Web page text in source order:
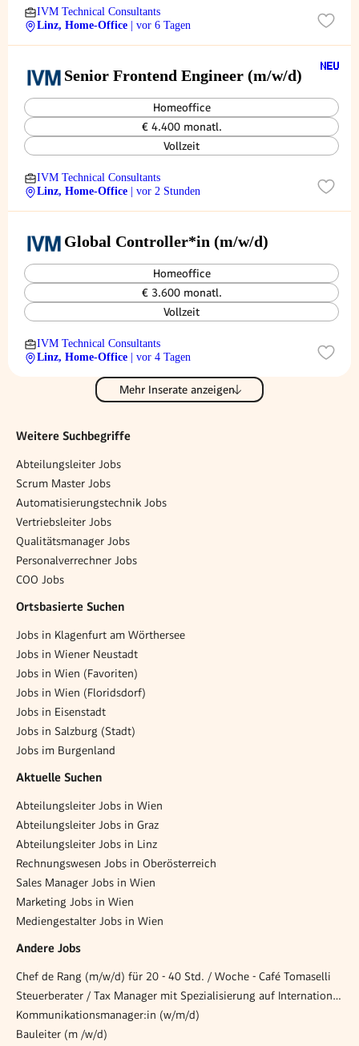
IVM Technical Consultants
Linz, Home-Office
| vor 6 Tagen
Senior Frontend Engineer (m/w/d)
Homeoffice
€ 4.400 monatl.
Vollzeit
IVM Technical Consultants
Linz, Home-Office
| vor 2 Stunden
Global Controller*in (m/w/d)
Homeoffice
€ 3.600 monatl.
Vollzeit
IVM Technical Consultants
Linz, Home-Office
| vor 4 Tagen
Mehr Inserate anzeigen
Weitere Suchbegriffe
Abteilungsleiter Jobs
Scrum Master Jobs
Automatisierungstechnik Jobs
Vertriebsleiter Jobs
Qualitätsmanager Jobs
Personalverrechner Jobs
COO Jobs
Ortsbasierte Suchen
Jobs in Klagenfurt am Wörthersee
Jobs in Wiener Neustadt
Jobs in Wien (Favoriten)
Jobs in Wien (Floridsdorf)
Jobs in Eisenstadt
Jobs in Salzburg (Stadt)
Jobs im Burgenland
Aktuelle Suchen
Abteilungsleiter Jobs in Wien
Abteilungsleiter Jobs in Graz
Abteilungsleiter Jobs in Linz
Rechnungswesen Jobs in Oberösterreich
Sales Manager Jobs in Wien
Marketing Jobs in Wien
Mediengestalter Jobs in Wien
Andere Jobs
Chef de Rang (m/w/d) für 20 - 40 Std. / Woche - Café Tomaselli
Steuerberater / Tax Manager mit Spezialisierung auf Internationales Steuerrecht (m/w/d)
Kommunikationsmanager:in (w/m/d)
Bauleiter (m /w/d)